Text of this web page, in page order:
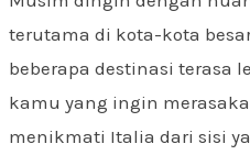
terutama di kota-kota
beberapa destinasi terasa
kamu yang ingin
menikmati Italia dari sisi